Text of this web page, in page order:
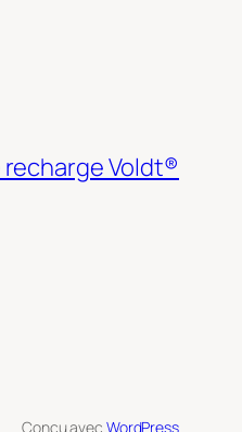
Voldt®
Conçu avec WordPress